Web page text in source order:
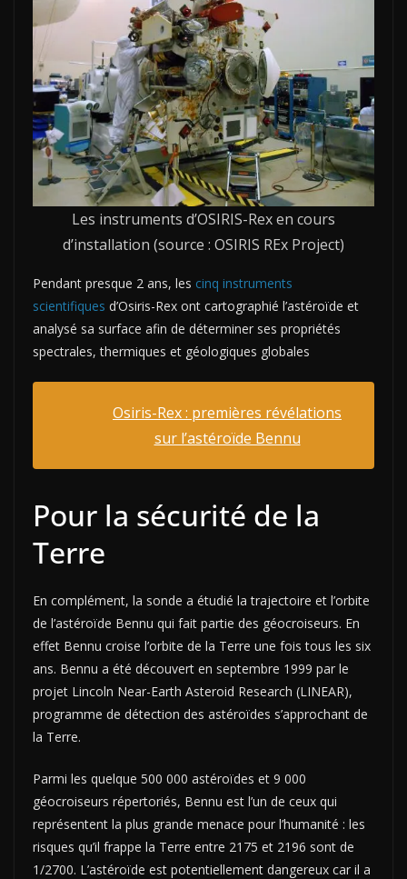
Les instruments d’OSIRIS-Rex en cours
d’installation (source : OSIRIS REx Project)
Pendant presque 2 ans, les cinq instruments
scientifiques d’Osiris-Rex ont cartographié l’astéroïde et
analysé sa surface afin de déterminer ses propriétés
spectrales, thermiques et géologiques globales
Osiris-Rex : premières révélations
sur l’astéroïde Bennu
Pour la sécurité de la
Terre
En complément, la sonde a étudié la trajectoire et l’orbite
de l’astéroïde Bennu qui fait partie des géocroiseurs. En
effet Bennu croise l’orbite de la Terre une fois tous les six
ans. Bennu a été découvert en septembre 1999 par le
projet Lincoln Near-Earth Asteroid Research (LINEAR),
programme de détection des astéroïdes s’approchant de
la Terre.
Parmi les quelque 500 000 astéroïdes et 9 000
géocroiseurs répertoriés, Bennu est l’un de ceux qui
représentent la plus grande menace pour l’humanité : les
risques qu’il frappe la Terre entre 2175 et 2196 sont de
1/2700. L’astéroïde est potentiellement dangereux car il a